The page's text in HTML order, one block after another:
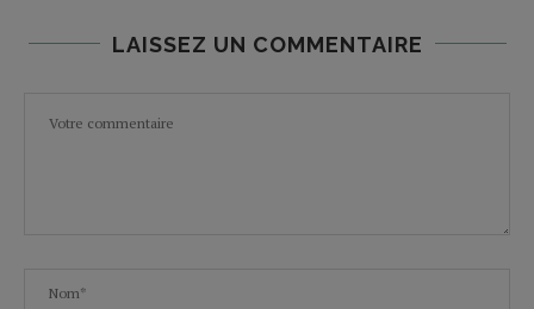
LAISSEZ UN COMMENTAIRE